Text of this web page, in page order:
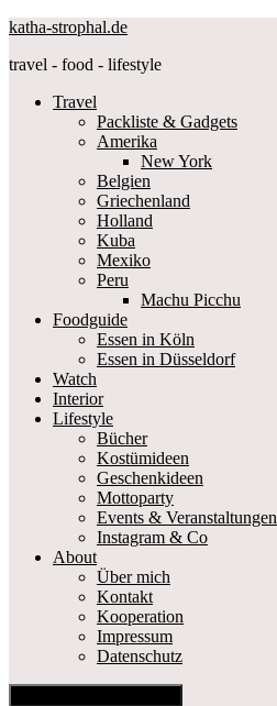
katha-strophal.de
travel - food - lifestyle
Travel
Packliste & Gadgets
Amerika
New York
Belgien
Griechenland
Holland
Kuba
Mexiko
Peru
Machu Picchu
Foodguide
Essen in Köln
Essen in Düsseldorf
Watch
Interior
Lifestyle
Bücher
Kostümideen
Geschenkideen
Mottoparty
Events & Veranstaltungen
Instagram & Co
About
Über mich
Kontakt
Kooperation
Impressum
Datenschutz